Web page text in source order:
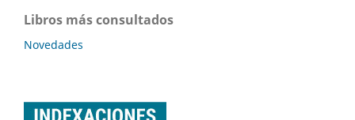
Libros más consultados
Novedades